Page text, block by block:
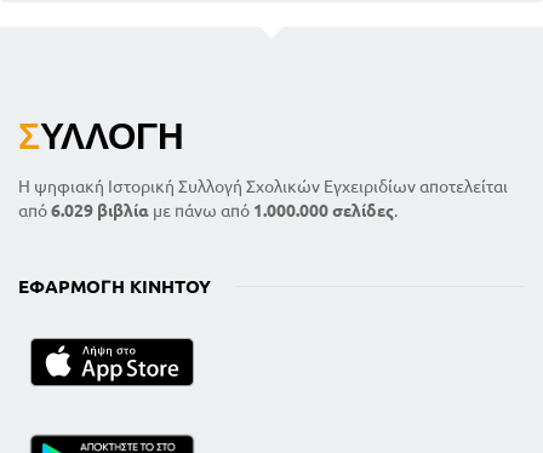
ΣΥΛΛΟΓΉ
Η ψηφιακή Ιστορική Συλλογή Σχολικών Εγχειριδίων αποτελείται
από6.029 βιβλία με πάνω από 1.000.000 σελίδες.
ΕΦΑΡΜΟΓΉ ΚΙΝΗΤΟΎ